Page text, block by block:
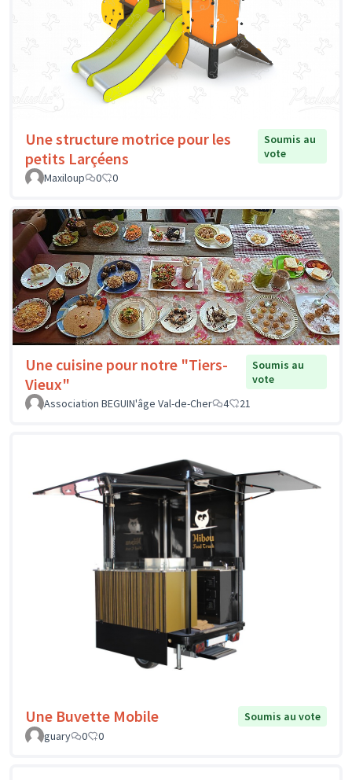
Une structure motrice pour les
petits Larçéens
Soumis au
vote
Maxiloup
0 0
Une cuisine pour notre "Tiers-
Vieux"
Soumis au
vote
Association BEGUIN'âge Val-de-Cher
4 21
Une Buvette Mobile
Soumis au vote
guary
0 0